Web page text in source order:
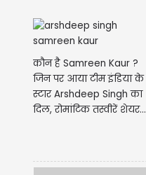
कौन है Samreen Kaur ?
जिन पर आया टीम इंडिया के
स्टार Arshdeep Singh का
दिल, रोमांटिक तस्वीरें शेयर...